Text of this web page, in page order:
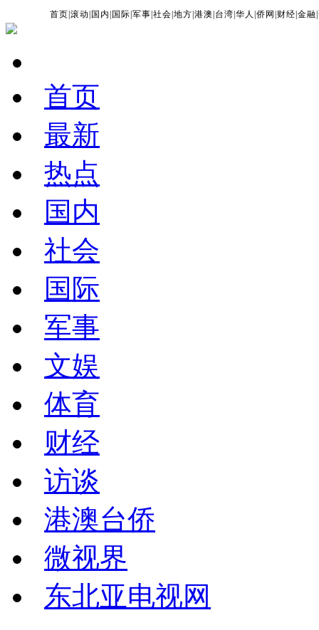
首页 |滚动 国内 国际 |军事 |社会 |地方 |港澳 台湾 |华人 |侨网 财经 |金融 |
首页
最新
热点
国内
社会
国际
军事
文娱
体育
财经
访谈
港澳台侨
微视界
东北亚电视网